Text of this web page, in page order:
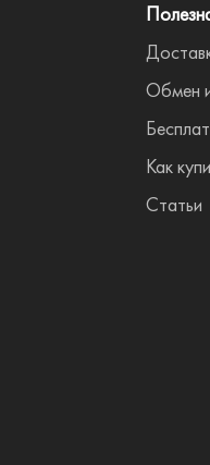
Обмен
Как
Статьи